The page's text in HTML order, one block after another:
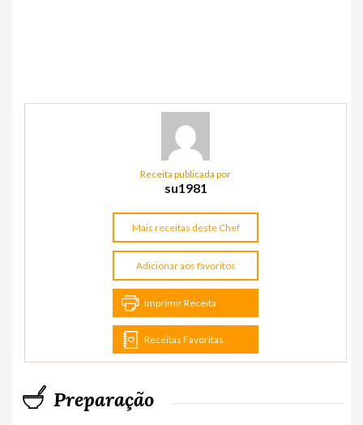
Receita publicada por
su1981
Mais receitas deste Chef
Adicionar aos favoritos
Imprimir Receita
Receitas Favoritas
Preparação